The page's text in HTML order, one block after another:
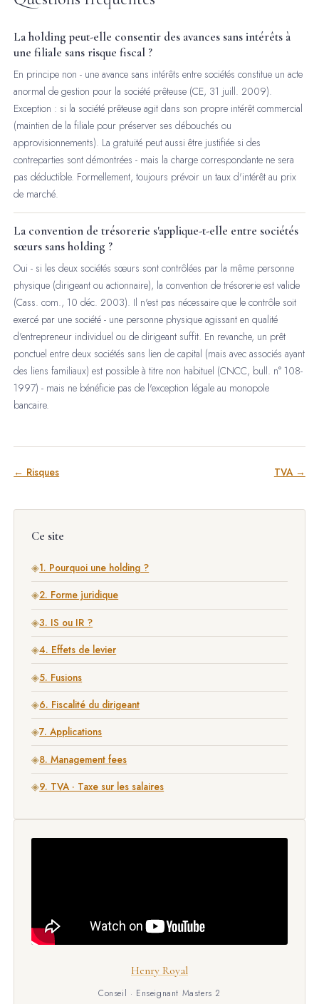
La holding peut-elle consentir des avances sans intérêts à
une filiale sans risque fiscal ?
En principe non - une avance sans intérêts entre sociétés constitue un acte
anormal de gestion pour la société prêteuse (CE, 31 juill. 2009).
Exception : si la société prêteuse agit dans son propre intérêt commercial
(maintien de la filiale pour préserver ses débouchés ou
approvisionnements). La gratuité peut aussi être justifiée si des
contreparties sont démontrées - mais la charge correspondante ne sera
pas déductible. Formellement, toujours prévoir un taux d'intérêt au prix
de marché.
La convention de trésorerie s'applique-t-elle entre sociétés
sœurs sans holding ?
Oui - si les deux sociétés sœurs sont contrôlées par la même personne
physique (dirigeant ou actionnaire), la convention de trésorerie est valide
(Cass. com., 10 déc. 2003). Il n'est pas nécessaire que le contrôle soit
exercé par une société - une personne physique agissant en qualité
d'entrepreneur individuel ou de dirigeant suffit. En revanche, un prêt
ponctuel entre deux sociétés sans lien de capital (mais avec associés ayant
des liens familiaux) est possible à titre non habituel (CNCC, bull. n° 108-
1997) - mais ne bénéficie pas de l'exception légale au monopole
bancaire.
← Risques TVA →
Ce site
◈1. Pourquoi une holding ?
◈2. Forme juridique
◈3. IS ou IR ?
◈4. Effets de levier
◈5. Fusions
◈6. Fiscalité du dirigeant
◈7. Applications
◈8. Management fees
◈9. TVA · Taxe sur les salaires
Henry Royal
Conseil · Enseignant Masters 2